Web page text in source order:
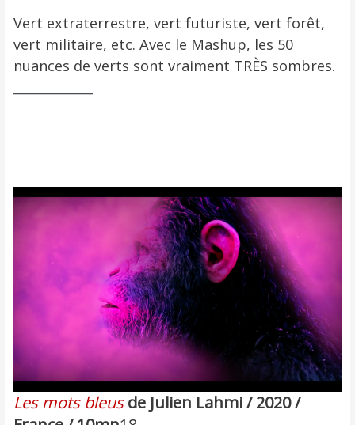
Vert extraterrestre, vert futuriste, vert forêt,
vert militaire, etc. Avec le Mashup, les 50
nuances de verts sont vraiment TRÈS sombres.
Les mots bleus de Julien Lahmi / 2020 /